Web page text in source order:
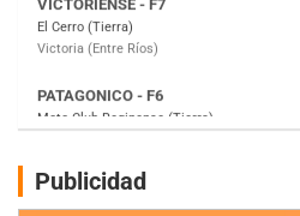
Moto Club Reginense (Tierra)
Gral. E. Godoy (Río Negro)
Juventud Unida (Tierra)
Humboldt (Santa Fe)
Ciudad de Avellaneda (Asfalto)
Avellaneda (Santa Fe)
Publicidad